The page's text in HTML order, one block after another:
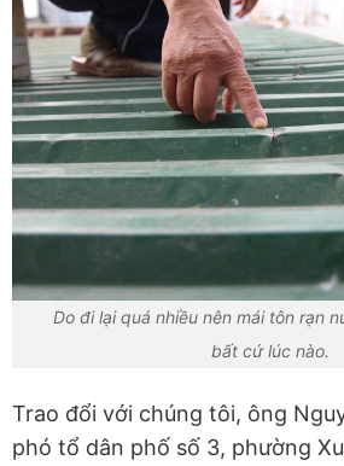
Do đi lại quá nhiều nên mái tôn rạn
bất cứ lúc nào.
Trao đổi với chúng tôi, ông
phó tổ dân phố số 3, phường